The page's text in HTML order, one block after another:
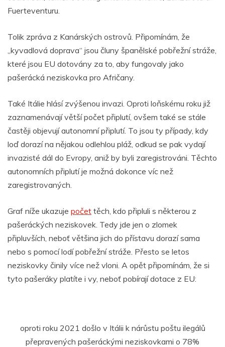
Fuerteventuru.
Tolik zpráva z Kanárských ostrovů. Připomínám, že
„kyvadlová doprava“ jsou čluny španělské pobřežní stráže,
které jsou EU dotovány za to, aby fungovaly jako
pašerácká neziskovka pro Afričany.
Také Itálie hlásí zvýšenou invazi. Oproti loňskému roku již
zaznamenávají větší počet připlutí, ovšem také se stále
častěji objevují autonomní připlutí. To jsou ty případy, kdy
loď dorazí na nějakou odlehlou pláž, odkud se pak vydají
invazisté dál do Evropy, aniž by byli zaregistrováni. Těchto
autonomních připlutí je možná dokonce víc než
zaregistrovaných.
Graf níže ukazuje počet těch, kdo připluli s některou z
pašeráckých neziskovek. Tedy jde jen o zlomek
připluvších, neboť většina jich do přístavu dorazí sama
nebo s pomocí lodí pobřežní stráže. Přesto se letos
neziskovky činily více než vloni. A opět připomínám, že si
tyto pašeráky platíte i vy, neboť pobírají dotace z EU:
oproti roku 2021 došlo v Itálii k nárůstu poštu ilegálů
přepravených pašeráckými neziskovkami o 78%